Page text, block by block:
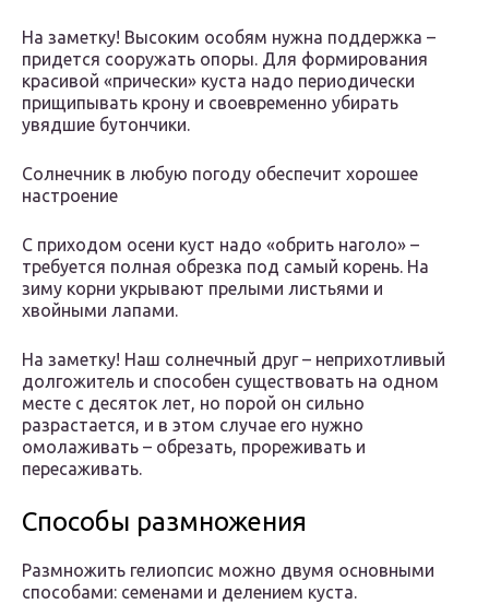
На заметку! Высоким особям нужна поддержка –
придется сооружать опоры. Для формирования
красивой «прически» куста надо периодически
прищипывать крону и своевременно убирать
увядшие бутончики.
Солнечник в любую погоду обеспечит хорошее
настроение
С приходом осени куст надо «обрить наголо» –
требуется полная обрезка под самый корень. На
зиму корни укрывают прелыми листьями и
хвойными лапами.
На заметку! Наш солнечный друг – неприхотливый
долгожитель и способен существовать на одном
месте с десяток лет, но порой он сильно
разрастается, и в этом случае его нужно
омолаживать – обрезать, прореживать и
пересаживать.
Способы размножения
Размножить гелиопсис можно двумя основными
способами: семенами и делением куста.